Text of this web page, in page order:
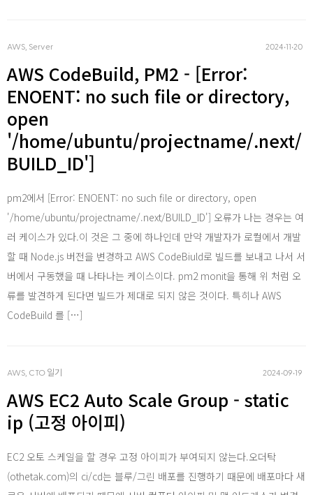
AWS
Server
AWS, Server 2024‧11‧20
AWS CodeBuild, PM2 - [Error:
ENOENT: no such file or directory,
open
'/home/ubuntu/projectname/.next/
BUILD_ID']
pm2에서 [Error: ENOENT: no such file or directory, open
'/home/ubuntu/projectname/.next/BUILD_ID'] 오류가 나는 경우는 여
러 케이스가 있다.이 것은 그 중에 하나인데 만약 개발자가 로컬에서 개발
할 때 Node.js 버전을 변경하고 AWS CodeBiuld로 빌드를 보내고 나서 서
버에서 구동했을 때 나타나는 케이스이다. pm2 monit을 통해 위 처럼 오
류를 발견하게 된다면 빌드가 제대로 되지 않은 것이다. 특히나 AWS
CodeBuild 를 […]
AWS, CTO 일기 2024‧09‧19
AWS EC2 Auto Scale Group - static
ip (고정 아이피)
EC2 오토 스케일을 할 경우 고정 아이피가 부여되지 않는다.오더탁
(othetak.com)의 ci/cd는 블루/그린 배포를 진행하기 때문에 배포마다 새